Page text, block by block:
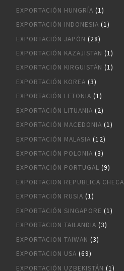
EXPORTACIÓN HUNGRÍA (1)
EXPORTACIÓN INDONESIA (1)
EXPORTACIÓN JAPÓN (28)
EXPORTACIÓN KAZAJISTAN (1)
EXPORTACIÓN KIRGUISTÁN (1)
EXPORTACIÓN KOREA (3)
EXPORTACIÓN LETONIA (1)
EXPORTACIÓN LITUANIA (2)
EXPORTACIÓN MACEDONIA (1)
EXPORTACIÓN MALASIA (12)
EXPORTACIÓN POLONIA (3)
EXPORTACIÓN PORTUGAL (9)
EXPORTACION REPUBLICA CHECA
EXPORTACIÓN RUSIA (1)
EXPORTACIÓN SINGAPORE (1)
EXPORTACION TAILANDIA (3)
EXPORTACION TAIWAN (3)
EXPORTACION USA (69)
EXPORTACIÓN UZBEKISTÁN (1)